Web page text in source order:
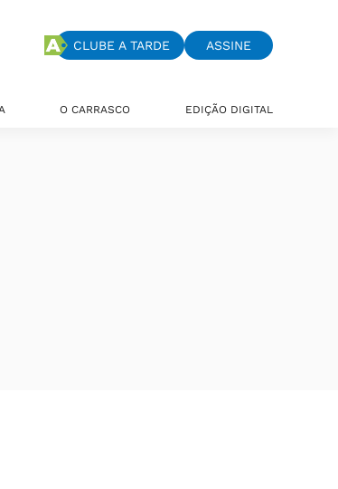
CLUBE A TARDE ASSINE
O CARRASCO EDIÇÃO DIGITAL